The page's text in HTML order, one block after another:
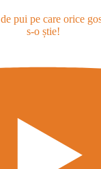
pui pe care orice
s-o știe!